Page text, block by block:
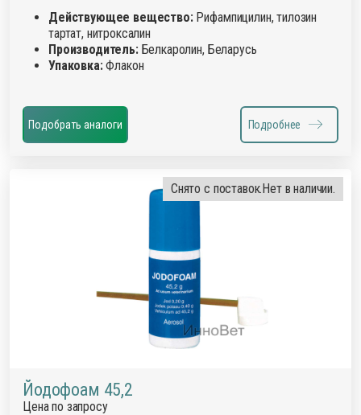
Действующее вещество:Рифампицилин, тилозин
тартат, нитроксалин
Производитель:Белкаролин, Беларусь
Упаковка:Флакон
Подобрать аналоги Подробнее
Снято с поставок.Нет в наличии.
Йодофоам 45,2
Цена по запросу